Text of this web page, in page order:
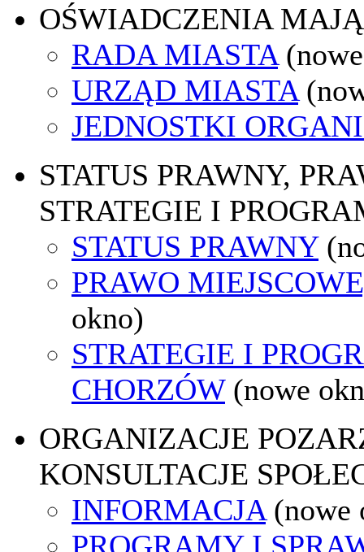
OŚWIADCZENIA
RADA MIASTA
URZĄD MIASTA
JEDNOSTKI
STATUS PRAWNY,
STRATEGIE I
STATUS PRAWNY
PRAWO
okno)
STRATEGIE I
CHORZÓW (nowe
ORGANIZACJE
KONSULTACJE
INFORMACJA (nowe